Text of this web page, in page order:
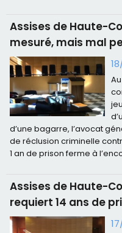
Assises de Haute-
mesuré, mais mal
d’une bagarre, l’avocat
de réclusion criminelle
1 an de prison ferme à
Assises de Haute-
requiert 14 ans de